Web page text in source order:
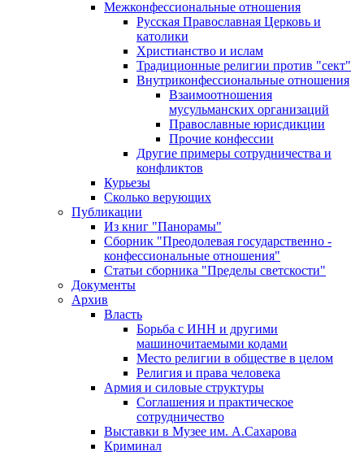
Межконфессиональные отношения
Русская Православная Церковь и
католики
Христианство и ислам
Традиционные религии против "сект"
Внутриконфессиональные отношения
Взаимоотношения
мусульманских организаций
Православные юрисдикции
Прочие конфессии
Другие примеры сотрудничества и
конфликтов
Курьезы
Сколько верующих
Публикации
Из книг "Панорамы"
Сборник "Преодолевая государственно -
конфессиональные отношения"
Статьи сборника "Пределы светскости"
Документы
Архив
Власть
Борьба с ИНН и другими
машиночитаемыми кодами
Место религии в обществе в целом
Религия и права человека
Армия и силовые структуры
Соглашения и практическое
сотрудничество
Выставки в Музее им. А.Сахарова
Криминал